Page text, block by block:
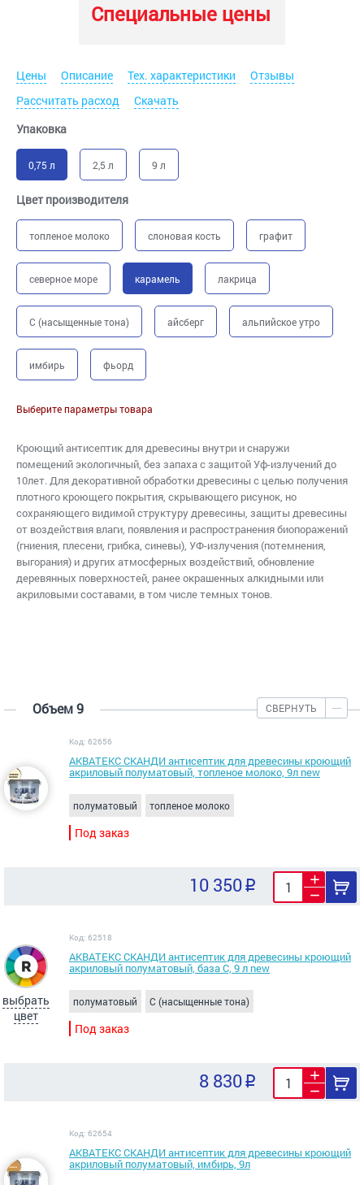
Специальные цены
Цены Описание Тех. характеристики
Отзывы
Рассчитать расход
Скачать
Упаковка
0,75 л 2,5 л 9 л
Цвет производителя
топленое молоко слоновая кость графит
северное море карамель лакрица
C (насыщенные тона) айсберг альпийское утро
имбирь фьорд
Выберите параметры товара
Кроющий антисептик для древесины внутри и снаружи
помещений экологичный, без запаха с защитой Уф-излучений до
10лет. Для декоративной обработки древесины с целью получения
плотного кроющего покрытия, скрывающего рисунок, но
сохраняющего видимой структуру древесины, защиты древесины
от воздействия влаги, появления и распространения биопоражений
(гниения, плесени, грибка, синевы), УФ-излучения (потемнения,
выгорания) и других атмосферных воздействий, обновление
деревянных поверхностей, ранее окрашенных алкидными или
акриловыми составами, в том числе темных тонов.
Объем 9 СВЕРНУТЬ
Код: 62656
АКВАТЕКС СКАНДИ антисептик для древесины кроющий
акриловый полуматовый, топленое молоко, 9л new
полуматовый топленое молоко
Под заказ
10 350
выбрать
цвет
Код: 62518
АКВАТЕКС СКАНДИ антисептик для древесины кроющий
акриловый полуматовый, база C, 9 л new
полуматовый C (насыщенные тона)
Под заказ
8 830
Код: 62654
АКВАТЕКС СКАНДИ антисептик для древесины кроющий
акриловый полуматовый, имбирь, 9л